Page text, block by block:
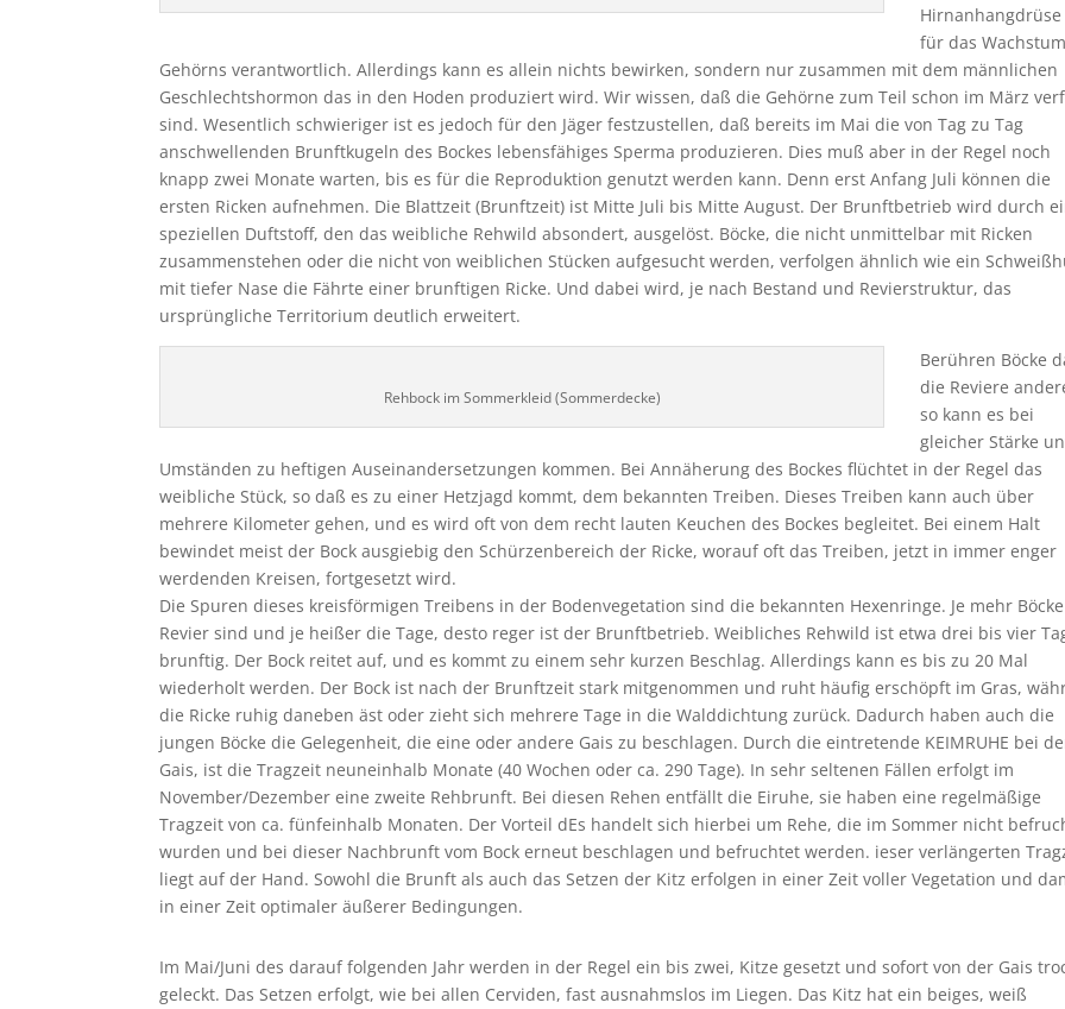
für das
Gehörns verantwortlich. Allerdings kann es allein nichts bewirken, sondern nur zusammen mit dem männlichen
Geschlechtshormon das in den Hoden produziert wird. Wir wissen, daß die Gehörne zum Teil schon im März
sind. Wesentlich schwieriger ist es jedoch für den Jäger festzustellen, daß bereits im Mai die von Tag zu Tag
anschwellenden Brunftkugeln des Bockes lebensfähiges Sperma produzieren. Dies muß aber in der Regel noch
knapp zwei Monate warten, bis es für die Reproduktion genutzt werden kann. Denn erst Anfang Juli können die
ersten Ricken aufnehmen. Die Blattzeit (Brunftzeit) ist Mitte Juli bis Mitte August. Der Brunftbetrieb wird durch
speziellen Duftstoff, den das weibliche Rehwild absondert, ausgelöst. Böcke, die nicht unmittelbar mit Ricken
zusammenstehen oder die nicht von weiblichen Stücken aufgesucht werden, verfolgen ähnlich wie ein
mit tiefer Nase die Fährte einer brunftigen Ricke. Und dabei wird, je nach Bestand und Revierstruktur, das
ursprüngliche Territorium deutlich erweitert.
Rehbock im Sommerkleid (Sommerdecke)
Berühren Böcke
die Reviere
so kann es bei
gleicher Stärke
Umständen zu heftigen Auseinandersetzungen kommen. Bei Annäherung des Bockes flüchtet in der Regel das
weibliche Stück, so daß es zu einer Hetzjagd kommt, dem bekannten Treiben. Dieses Treiben kann auch über
mehrere Kilometer gehen, und es wird oft von dem recht lauten Keuchen des Bockes begleitet. Bei einem Halt
bewindet meist der Bock ausgiebig den Schürzenbereich der Ricke, worauf oft das Treiben, jetzt in immer enger
werdenden Kreisen, fortgesetzt wird.
Die Spuren dieses kreisförmigen Treibens in der Bodenvegetation sind die bekannten Hexenringe. Je mehr
Revier sind und je heißer die Tage, desto reger ist der Brunftbetrieb. Weibliches Rehwild ist etwa drei bis vier
brunftig. Der Bock reitet auf, und es kommt zu einem sehr kurzen Beschlag. Allerdings kann es bis zu 20 Mal
wiederholt werden. Der Bock ist nach der Brunftzeit stark mitgenommen und ruht häufig erschöpft im Gras,
die Ricke ruhig daneben äst oder zieht sich mehrere Tage in die Walddichtung zurück. Dadurch haben auch die
jungen Böcke die Gelegenheit, die eine oder andere Gais zu beschlagen. Durch die eintretende KEIMRUHE bei
Gais, ist die Tragzeit neuneinhalb Monate (40 Wochen oder ca. 290 Tage). In sehr seltenen Fällen erfolgt im
November/Dezember eine zweite Rehbrunft. Bei diesen Rehen entfällt die Eiruhe, sie haben eine regelmäßige
Tragzeit von ca. fünfeinhalb Monaten. Der Vorteil dEs handelt sich hierbei um Rehe, die im Sommer nicht
wurden und bei dieser Nachbrunft vom Bock erneut beschlagen und befruchtet werden. ieser verlängerten
liegt auf der Hand. Sowohl die Brunft als auch das Setzen der Kitz erfolgen in einer Zeit voller Vegetation und
in einer Zeit optimaler äußerer Bedingungen.
Im Mai/Juni des darauf folgenden Jahr werden in der Regel ein bis zwei, Kitze gesetzt und sofort von der Gais
geleckt. Das Setzen erfolgt, wie bei allen Cerviden, fast ausnahmslos im Liegen. Das Kitz hat ein beiges, weiß